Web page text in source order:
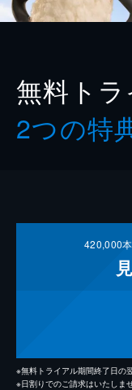
無料ト
2つの特
420,000
※無料トライアル期間終了日の
※日割りでのご請求はいたしませ